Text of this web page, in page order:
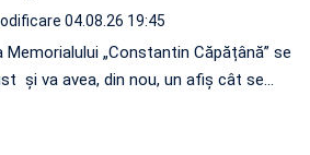
04.08.26 19:45
„Constantin Căpățână” se
și va avea, din nou, un afiș cât se…